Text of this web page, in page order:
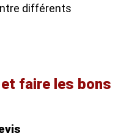
différents
faire les bons